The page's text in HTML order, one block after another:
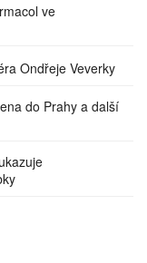
ve
Ondřeje Veverky
do Prahy a další